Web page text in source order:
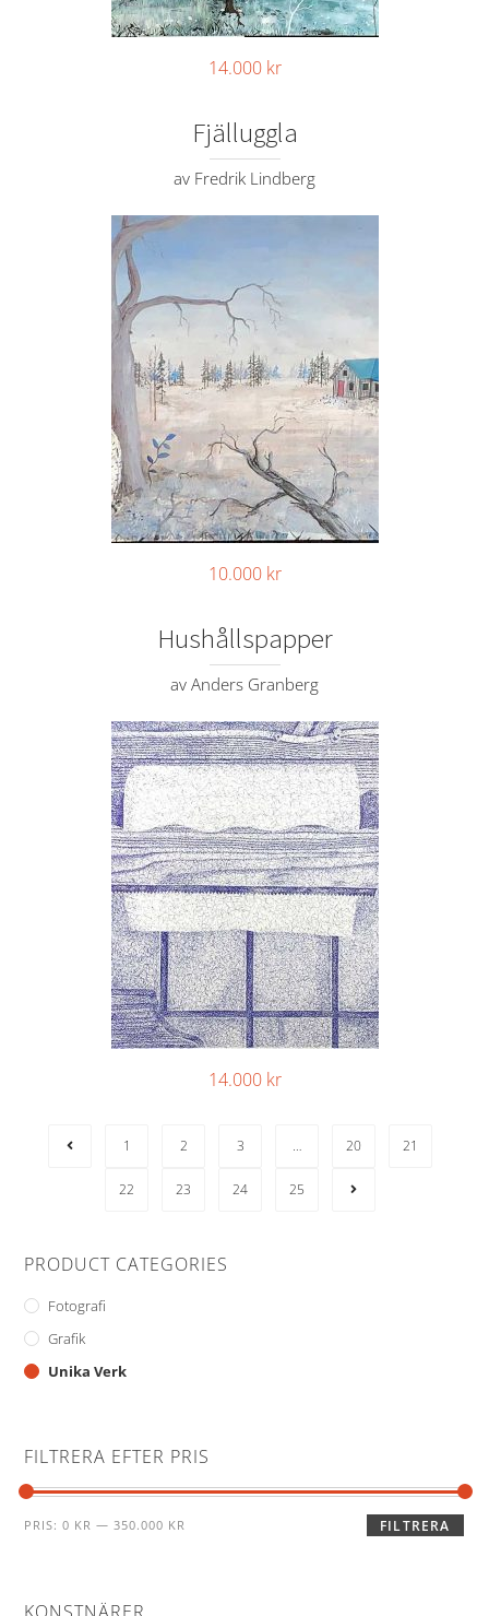
14.000 kr
Fjälluggla
av Fredrik Lindberg
10.000 kr
Hushållspapper
av Anders Granberg
14.000 kr
1 2 3 … 20 21
22 23 24 25
PRODUCT CATEGORIES
Fotografi
Grafik
Unika Verk
FILTRERA EFTER PRIS
FILTRERA
PRIS:0 KR — 350.000 KR